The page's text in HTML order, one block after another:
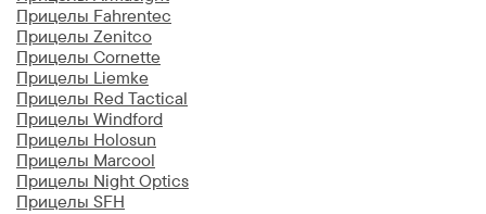
Прицелы Fahrentec
Прицелы Zenitco
Прицелы Cornette
Прицелы Liemke
Прицелы Red Tactical
Прицелы Windford
Прицелы Holosun
Прицелы Marcool
Прицелы Night Optics
Прицелы SFH